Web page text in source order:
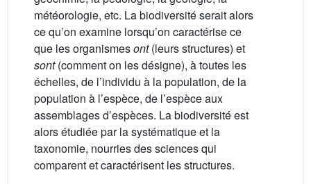
météorologie, etc. La biodiversité serait alors
ce qu’on examine lorsqu’on caractérise ce
que les organismesont(leurs structures) et
sont(comment on les désigne), à toutes les
échelles, de l’individu à la population, de la
population à l’espèce, de l’espèce aux
assemblages d’espèces. La biodiversité est
alors étudiée par la systématique et la
taxonomie, nourries des sciences qui
comparent et caractérisent les structures.